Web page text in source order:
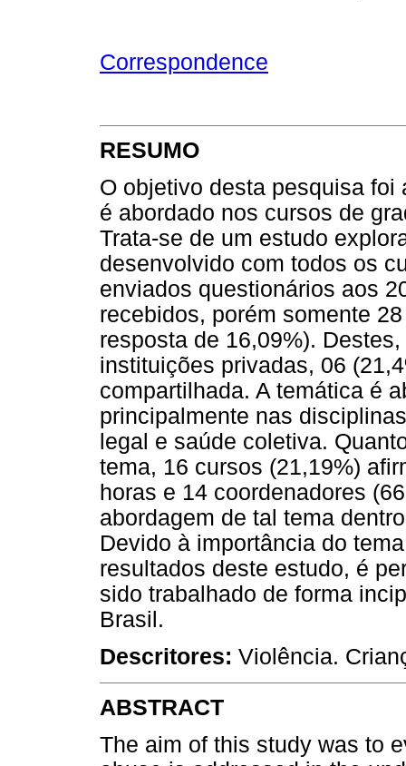
Correspondence
RESUMO
O objetivo desta pesquisa
é abordado nos cursos de
Trata-se de um estudo
desenvolvido com todos os
enviados questionários aos
recebidos, porém somente
resposta de 16,09%).
instituições privadas, 06
compartilhada. A temática é
principalmente nas
legal e saúde coletiva.
tema, 16 cursos (21,19%)
horas e 14 coordenadores
abordagem de tal tema
Devido à importância do
resultados deste estudo, é
sido trabalhado de forma
Brasil.
Descritores: Violência.
ABSTRACT
The aim of this study was to